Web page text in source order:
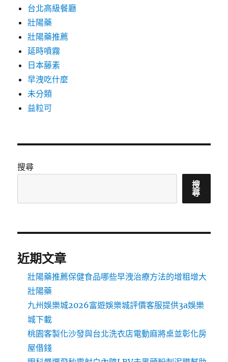
台北高級餐廳
壯陽藥
壯陽藥推薦
延時噴霧
日本藤素
早洩吃什麼
未分類
益粒可
搜尋
搜
尋
近期文章
壯陽藥推薦保健食品哪些早洩治療方法的增粗增大
壯陽藥
九州娛樂城2026富遊娛樂城評價客服提供3a娛樂
城下載
桃園客製化沙發與台北洗衣店電動麻將桌並彰化房
屋借錢